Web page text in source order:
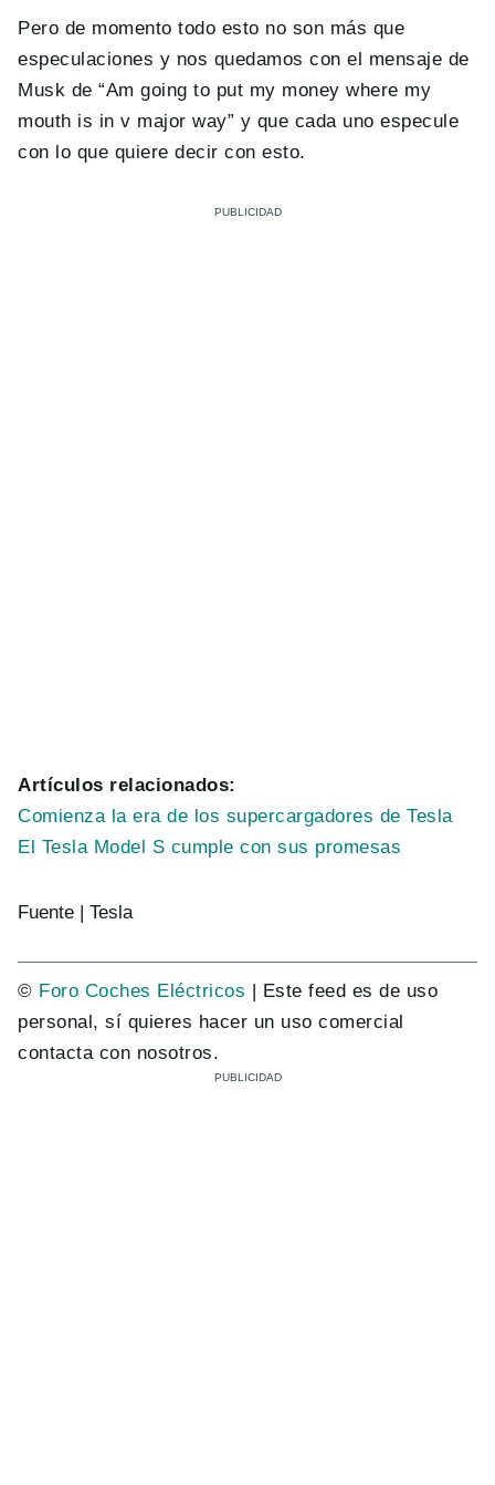
Pero de momento todo esto no son más que
especulaciones y nos quedamos con el mensaje de
Musk de “Am going to put my money where my
mouth is in v major way” y que cada uno especule
con lo que quiere decir con esto.
Artículos relacionados:
Comienza la era de los supercargadores de Tesla
El Tesla Model S cumple con sus promesas
Fuente | Tesla
© Foro Coches Eléctricos | Este feed es de uso
personal, sí quieres hacer un uso comercial
contacta con nosotros.